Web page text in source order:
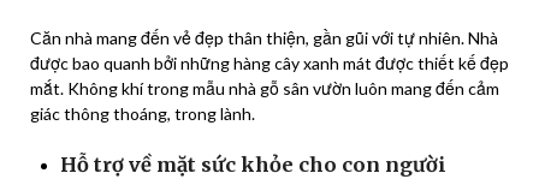
Căn nhà mang đến vẻ đẹp thân thiện, gần gũi với tự nhiên. Nhà
được bao quanh bởi những hàng cây xanh mát được thiết kế đẹp
mắt. Không khí trong mẫu nhà gỗ sân vườn luôn mang đến cảm
giác thông thoáng, trong lành.
Hỗ trợ về mặt sức khỏe cho con người